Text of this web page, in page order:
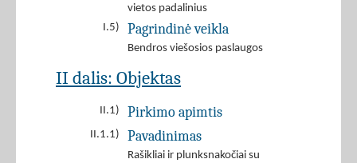
vietos padalinius
I.5)
Pagrindinė veikla
Bendros viešosios paslaugos
II dalis: Objektas
II.1) Pirkimo apimtis
II.1.1) Pavadinimas
Rašikliai ir plunksnakočiai su